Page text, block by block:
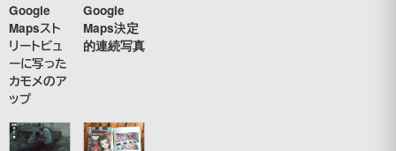
Google
Mapsスト
リートビュ
ーに写った
カモメのア
ップ
Google
Maps決定
的連続写真